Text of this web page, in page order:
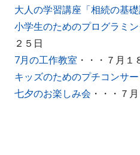
大人の学習講座「相続の基礎
小学生のためのプログラミ
２５日
7月の工作教室 ・・・７月１
キッズのためのプチコンサー
七夕のお楽しみ会 ・・・７